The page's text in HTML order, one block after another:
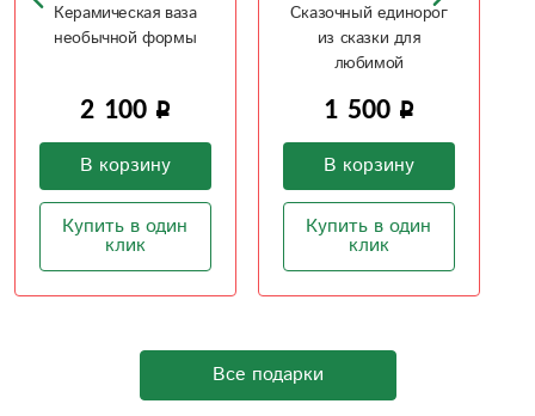
Керамическая ваза
необычной формы
2 100
В корзину
Купить в один
клик
Сказочный единорог
из сказки для
любимой
1 500
В корзину
Купить в один
клик
Все подарки